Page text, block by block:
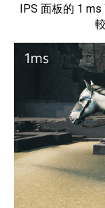
IPS 面板的 1